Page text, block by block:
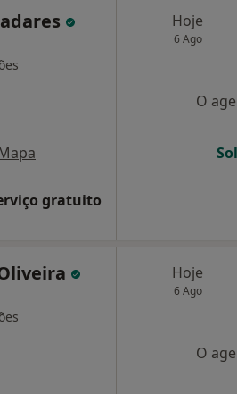
gratuito
Hoje
6 Ago
O
Hoje
6 Ago
O